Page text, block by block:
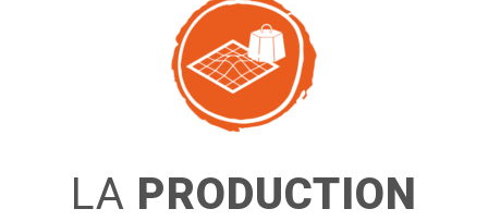
LA PRODUCTION